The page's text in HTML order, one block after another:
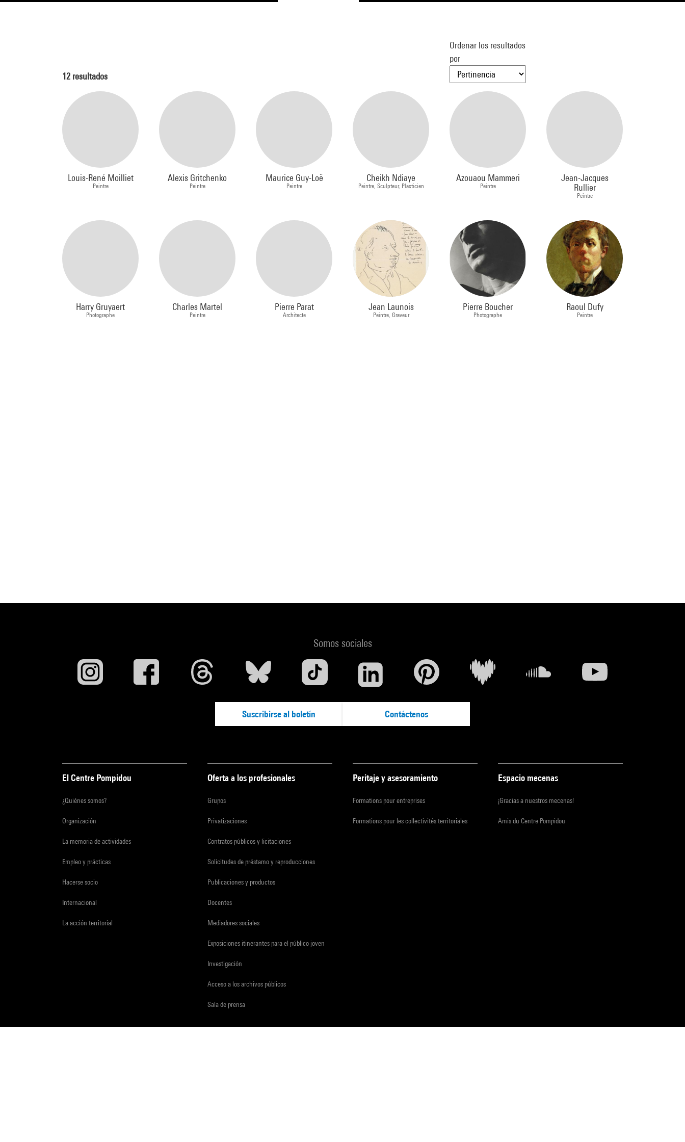
12 resultados
Ordenar los resultados
por
Louis-René Moilliet
Peintre
Alexis Gritchenko
Peintre
Maurice Guy-Loë
Peintre
Cheikh Ndiaye
Peintre, Sculpteur, Plasticien
Azouaou Mammeri
Peintre
Jean-Jacques
Rullier
Peintre
Harry Gruyaert
Photographe
Charles Martel
Peintre
Pierre Parat
Architecte
Jean Launois
Peintre, Graveur
Pierre Boucher
Photographe
Raoul Dufy
Peintre
Somos sociales
Suscribirse al boletín Contáctenos
El Centre Pompidou
¿Quiénes somos?
Organización
La memoria de actividades
Empleo y prácticas
Hacerse socio
Internacional
La acción territorial
Oferta a los profesionales
Grupos
Privatizaciones
Contratos públicos y licitaciones
Solicitudes de préstamo y reproducciones
Publicaciones y productos
Docentes
Mediadores sociales
Exposiciones itinerantes para el público joven
Investigación
Acceso a los archivos públicos
Sala de prensa
Peritaje y asesoramiento
Formations pour entreprises
Formations pour les collectivités territoriales
Espacio mecenas
¡Gracias a nuestros mecenas!
Amis du Centre Pompidou